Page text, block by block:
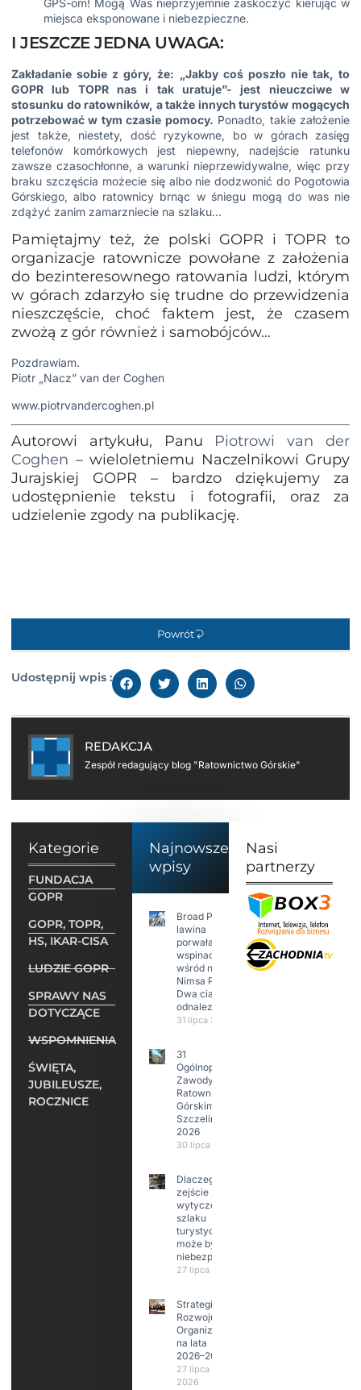
miejsca eksponowane i niebezpieczne.
I JESZCZE JEDNA UWAGA:
Zakładanie sobie z góry, że: „Jakby coś poszło nie tak, to
GOPR lub TOPRnas i tak uratuje”- jest nieuczciwe w
stosunku do ratowników, a także innych turystów mogących
potrzebować w tym czasie pomocy. Ponadto, takie założenie
jest także, niestety, dość ryzykowne, bo w górach zasięg
telefonów komórkowych jest niepewny, nadejście ratunku
zawsze czasochłonne, a warunki nieprzewidywalne, więc przy
braku szczęścia możecie się albo nie dodzwonić do Pogotowia
Górskiego, albo ratownicy brnąc w śniegu mogą do was nie
zdążyć zanim zamarzniecie na szlaku…
Pamiętajmy też, że polski GOPR i TOPR to
organizacje ratownicze powołane z założenia
do bezinteresownego ratowania ludzi, którym
w górach zdarzyło się trudne do przewidzenia
nieszczęście, choć faktem jest, że czasem
zwożą z gór również i samobójców…
Pozdrawiam.
Piotr „Nacz” van der Coghen
www.piotrvandercoghen.pl
Autorowi artykułu, Panu Piotrowi van der
Coghen – wieloletniemu Naczelnikowi Grupy
Jurajskiej GOPR – bardzo dziękujemy za
udostępnienie tekstu i fotografii, oraz za
udzielenie zgody na publikację.
Powrót
Udostępnij wpis :
REDAKCJA
Zespół redagujący blog "Ratownictwo Górskie"
Kategorie
FUNDACJA
GOPR
GOPR, TOPR,
HS, IKAR-CISA
LUDZIE GOPR
SPRAWY NAS
DOTYCZĄCE
WSPOMNIENIA
ŚWIĘTA,
JUBILEUSZE,
ROCZNICE
Najnowsze
wpisy
Broad Peak:
lawina
porwała 10
wspinaczy,
wśród nich
Nimsa Purję.
Dwa ciała
odnalezione.
31 lipca 2026
31
Ogólnopolskie
Zawody w
Ratownictwie
Górskim –
Szczeliniec
2026
30 lipca 2026
Dlaczego
zejście z
wytyczonego
szlaku
turystycznego
może być
niebezpieczne?
27 lipca 2026
Strategia
Rozwoju
Organizacji
na lata
2026–2029
27 lipca
2026
Nasi
partnerzy